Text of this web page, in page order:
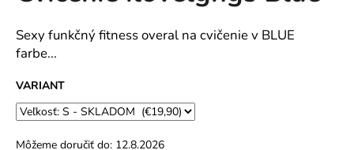
hviezdičiek.
Sexy funkčný fitness overal na cvičenie v BLUE
farbe...
VARIANT
Môžeme doručiť do: 12.8.2026
m
e